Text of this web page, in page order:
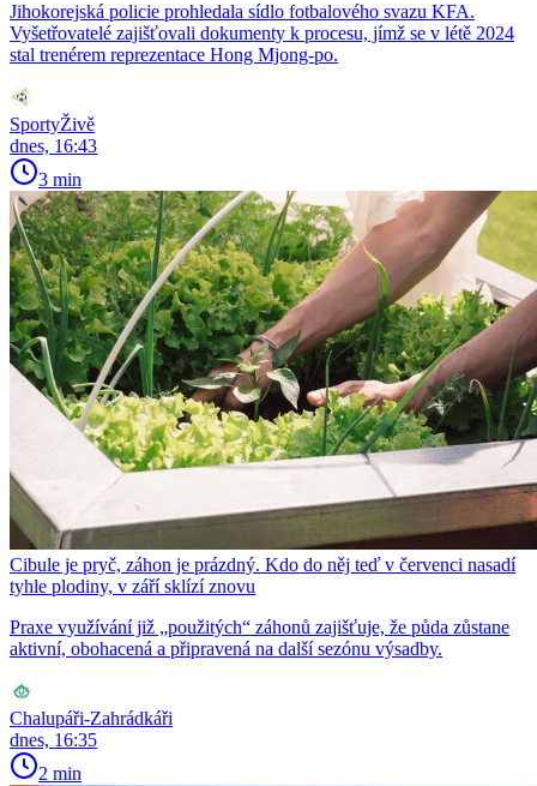
Jihokorejská policie prohledala sídlo fotbalového svazu KFA.
Vyšetřovatelé zajišťovali dokumenty k procesu, jímž se v létě 2024
stal trenérem reprezentace Hong Mjong-po.
SportyŽivě
dnes, 16:43
3 min
Cibule je pryč, záhon je prázdný. Kdo do něj teď v červenci nasadí
tyhle plodiny, v září sklízí znovu
Praxe využívání již „použitých“ záhonů zajišťuje, že půda zůstane
aktivní, obohacená a připravená na další sezónu výsadby.
Chalupáři-Zahrádkáři
dnes, 16:35
2 min